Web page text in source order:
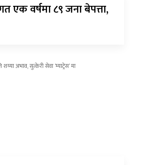
एक वर्षमा ८९ जना बेपत्ता,